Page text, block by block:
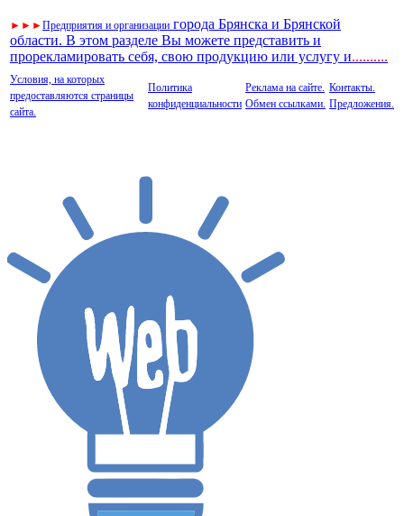
► ► ►Предприятия и организации города Брянска и Брянской
области. В этом разделе Вы можете представить и
прорекламировать себя, свою продукцию или услугу и..........
Условия, на которых
предоставляются страницы
сайта.
Политика
конфиденциальности
Реклама на сайте.
Обмен ссылками.
Контакты.
Предложения.